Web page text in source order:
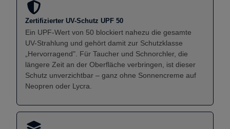
Zertifizierter UV-Schutz UPF 50
Ein UPF-Wert von 50 blockiert nahezu die gesamte
UV-Strahlung und gehört damit zur Schutzklasse
„Hervorragend". Für Taucher und Schnorchler, die
längere Zeit an der Oberfläche verbringen, ist dieser
Schutz unverzichtbar – ganz ohne Sonnencreme auf
Neopren oder Lycra.